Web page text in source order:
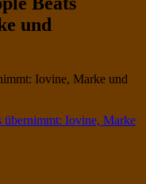
und
Iovine, Marke und
übernimmt: Iovine, Marke